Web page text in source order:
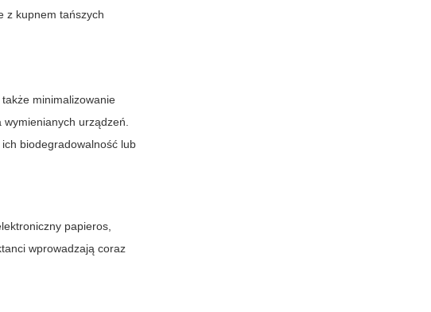
z kupnem tańszych
minimalizowanie
wymienianych urządzeń.
biodegradowalność lub
papieros,
wprowadzają coraz